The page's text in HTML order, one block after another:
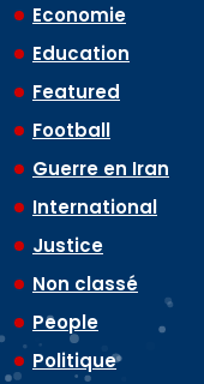
Economie
Education
Featured
Football
Guerre en Iran
International
Justice
Non classé
People
Politique